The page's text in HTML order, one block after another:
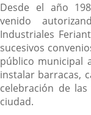
Desde el año
venido
Industriales
sucesivos
público municipal
instalar barracas,
celebración de
ciudad.